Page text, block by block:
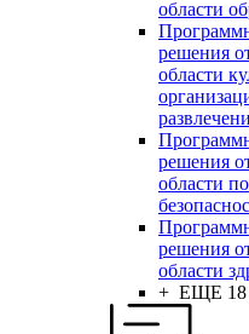
области
решения
области
решения
области
решения
области
+ ЕЩЕ 18